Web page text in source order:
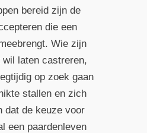
bereid zijn de
die een
Wie zijn
wil laten castreren,
op zoek gaan
stallen en zich
dat de keuze voor
een paardenleven